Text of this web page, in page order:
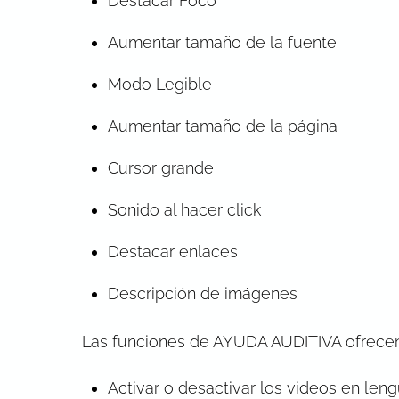
Aumentar tamaño de la fuente
Modo Legible
Aumentar tamaño de la página
Cursor grande
Sonido al hacer click
Destacar enlaces
Descripción de imágenes
Las funciones de AYUDA AUDITIVA
Activar o desactivar los videos en